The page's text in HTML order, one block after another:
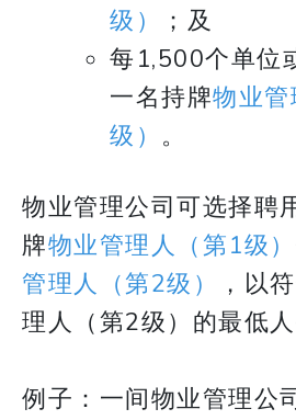
级）
；及
每1,500个单位
一名持牌物业
级） 。
物业管理公司可选择聘
牌物业管理人（第1级）
管理人（第2级）
，以
理人（第2级）的最低人
例子：一间物业管理公